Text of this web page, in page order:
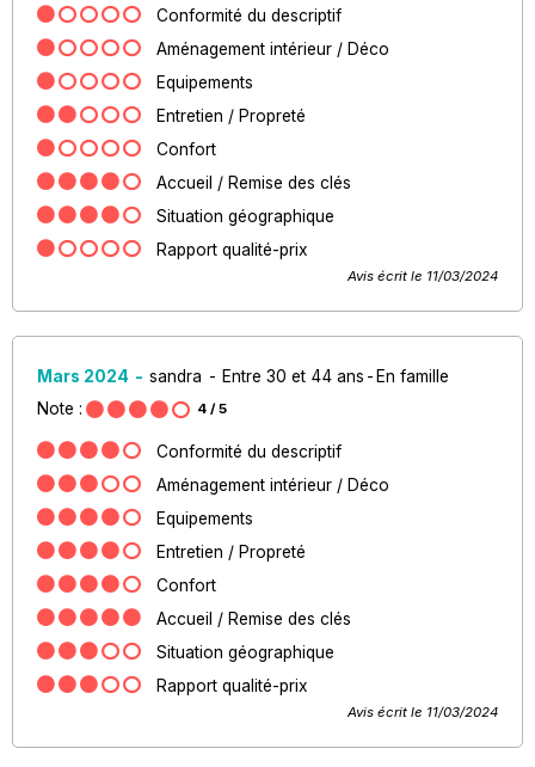
Conformité du descriptif
Aménagement intérieur / Déco
Equipements
Entretien / Propreté
Confort
Accueil / Remise des clés
Situation géographique
Rapport qualité-prix
Avis écrit le 11/03/2024
Mars 2024 sandra Entre 30 et 44 ans
En famille
Note :
4 / 5
Conformité du descriptif
Aménagement intérieur / Déco
Equipements
Entretien / Propreté
Confort
Accueil / Remise des clés
Situation géographique
Rapport qualité-prix
Avis écrit le 11/03/2024